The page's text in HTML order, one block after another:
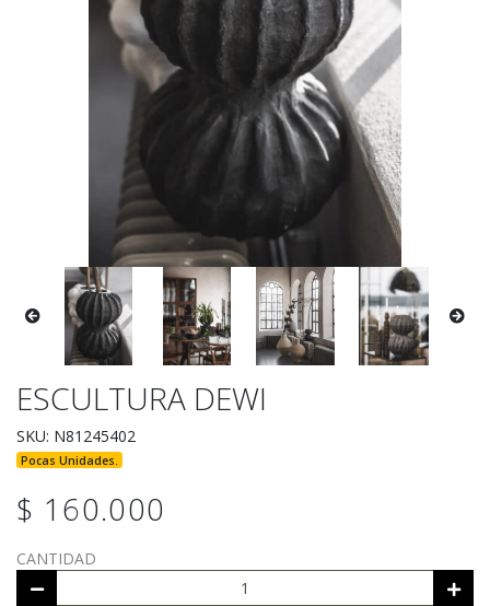
ESCULTURA DEWI
SKU: N81245402
Pocas Unidades.
$ 160.000
CANTIDAD